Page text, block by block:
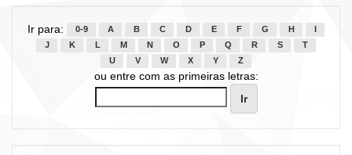
Ir para: 0-9 A B C D E F G H
J
K L M N O P Q R S
T
U
V W X Y Z
ou entre com as primeiras letras: